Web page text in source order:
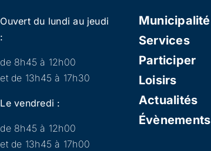
Ouvert du lundi au jeudi
:
de 8h45 à 12h00
et de 13h45 à 17h30
Le vendredi :
de 8h45 à 12h00
et de 13h45 à 17h00
Municipalité
Services
Participer
Loisirs
Actualités
Évènements